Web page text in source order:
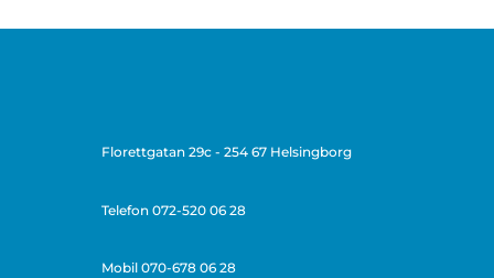
Florettgatan 29c - 254 67 Helsingborg
Telefon 072-520 06 28
Mobil 070-678 06 28